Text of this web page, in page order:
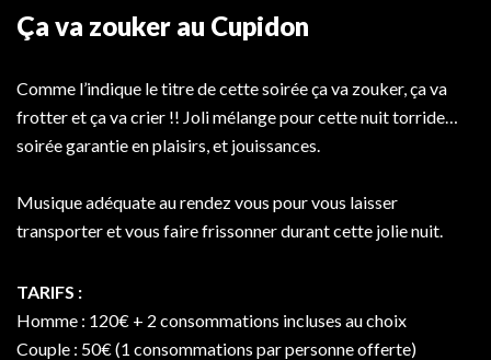
Ça va zouker au Cupidon
Comme l’indique le titre de cette soirée ça va zouker, ça va
frotter et ça va crier !! Joli mélange pour cette nuit torride…
soirée garantie en plaisirs, et jouissances.
Musique adéquate au rendez vous pour vous laisser
transporter et vous faire frissonner durant cette jolie nuit.
TARIFS :
Homme : 120€ + 2 consommations incluses au choix
Couple : 50€ (1 consommations par personne offerte)